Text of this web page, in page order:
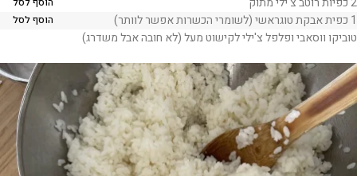
1 כפית אבקת טוגראשי (לשומרי הכשרות אפשר לוותר) הוסף לסל
טוביקו ווסאבי ופלפל צ'ילי לקישוט מעל (לא חובה אבל משדרג)